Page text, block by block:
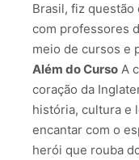
Brasil, fiz
com professores
meio de cursos e
Além do Curso A
coração da
história, cultura e
encantar com o
herói que rouba